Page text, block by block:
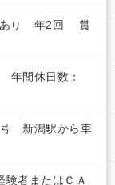
あり 年2回 賞
間休日数：
号 新潟駅から車
者またはＣＡ